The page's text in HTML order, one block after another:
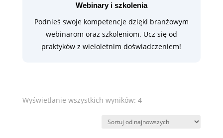
Webinary i szkolenia
Podnieś swoje kompetencje dzięki branżowym
webinarom oraz szkoleniom. Ucz się od
praktyków z wieloletnim doświadczeniem!
Wyświetlanie wszystkich wyników: 4Posortowane